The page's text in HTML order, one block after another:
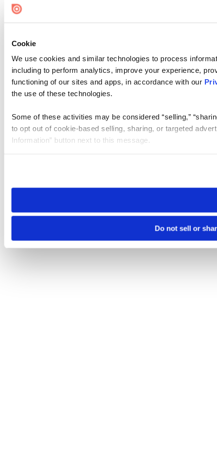
Cookie
We use cookies and similar technologies to process
including to perform analytics, improve your experience,
functioning of our sites and apps, in accordance with our
the use of these technologies.
Some of these activities may be considered “selling,”
to opt out of cookie-based selling, sharing, or targeted
Information” button next to this message.
need to be set again.
Do not sell or